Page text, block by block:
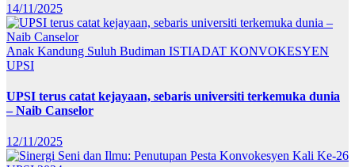
14/11/2025
Anak Kandung Suluh Budiman ISTIADAT KONVOKESYEN
UPSI
UPSI terus catat kejayaan, sebaris universiti terkemuka dunia
– Naib Canselor
12/11/2025